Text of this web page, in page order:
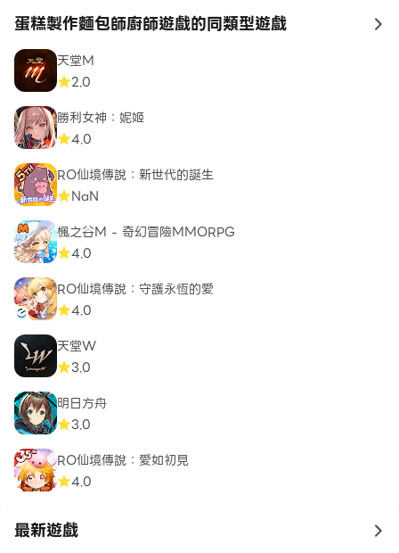
蛋糕製作麵包師廚師遊戲的同類型遊戲 to
天堂M
2.0
勝利女神：妮姬
4.0
RO仙境傳說：新世代的誕生
NaN
楓之谷M - 奇幻冒險MMORPG
4.0
RO仙境傳說：守護永恆的愛
4.0
天堂W
3.0
明日方舟
3.0
RO仙境傳說：愛如初見
4.0
最新遊戲 to